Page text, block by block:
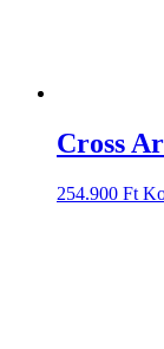
Cross
254.900 Ft